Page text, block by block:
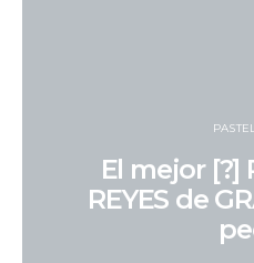
El mejor [?]
REYES de